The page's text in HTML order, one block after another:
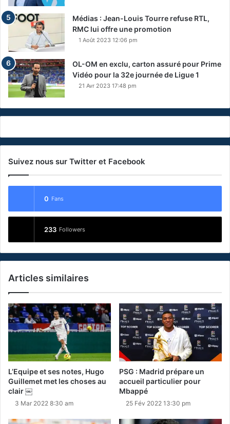
Médias : Jean-Louis Tourre refuse RTL,
RMC lui offre une promotion
1 Août 2023 12:06 pm
OL-OM en exclu, carton assuré pour Prime
Vidéo pour la 32e journée de Ligue 1
21 Avr 2023 17:48 pm
Suivez nous sur Twitter et Facebook
0 Fans
233 Followers
Articles similaires
L’Equipe et ses notes, Hugo
Guillemet met les choses au
clair ￼
3 Mar 2022 8:30 am
PSG : Madrid prépare un
accueil particulier pour
Mbappé
25 Fév 2022 13:30 pm